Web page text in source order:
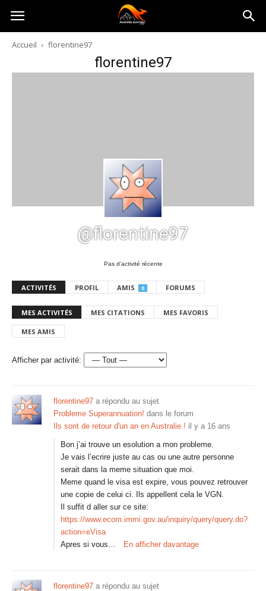
Australia-
australie.com
Accueil florentine97
florentine97
@florentine97
Pas d’activité récente
ACTIVITÉS PROFIL AMIS 0 FORUMS
MES ACTIVITÉS MES CITATIONS MES FAVORIS
MES AMIS
Afficher par activité:
florentine97 a répondu au sujet
Probleme Superannuation! dans le forum
Ils sont de retour d'un an en Australie ! il y a 16 ans
Bon j’ai trouve un esolution a mon probleme.
Je vais l’ecrire juste au cas ou une autre personne
serait dans la meme situation que moi.
Meme quand le visa est expire, vous pouvez retrouver
une copie de celui ci. Ils appellent cela le VGN.
Il suffit d aller sur ce site:
https://www.ecom.immi.gov.au/inquiry/query/query.do?
action=eVisa
Apres si vous…
En afficher davantage
florentine97 a répondu au sujet